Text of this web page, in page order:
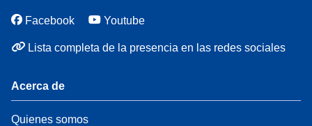
Facebook Youtube
Lista completa de la presencia en las redes sociales
Acerca de
Quienes somos